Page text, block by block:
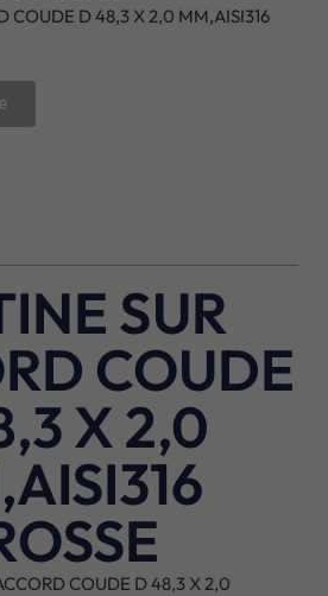
COUDE D 48,3 X 2,0 MM,AISI316
SUR
COUDE
X 2,0
COUDE D 48,3 X 2,0